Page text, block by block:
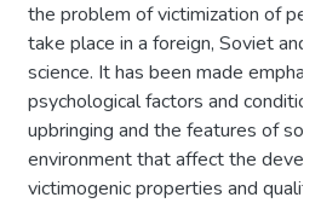
the problem of victimization of
take place in a foreign, Soviet and
science. It has been made
psychological factors and
upbringing and the features of
environment that affect the
victimogenic properties and